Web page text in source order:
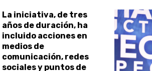
La iniciativa, de tres
años de duración, ha
incluido acciones en
medios de
comunicación, redes
sociales y puntos de